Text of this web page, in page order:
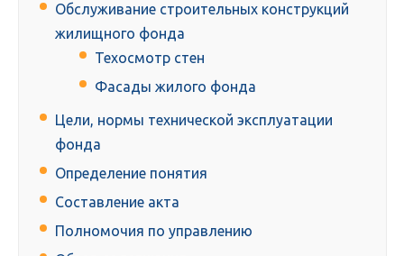
Обслуживание строительных конструкций
жилищного фонда
Техосмотр стен
Фасады жилого фонда
Цели, нормы технической эксплуатации
фонда
Определение понятия
Составление акта
Полномочия по управлению